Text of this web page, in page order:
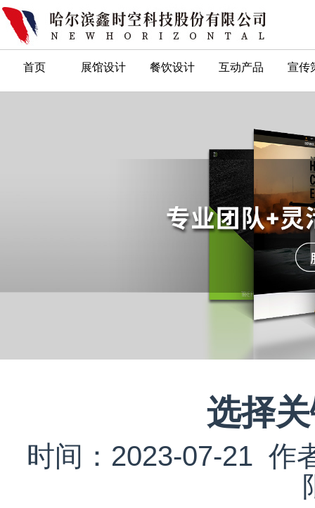
首页 展馆设计 餐饮设计 互动产品 宣传
选择
时间：2023-07-21 作